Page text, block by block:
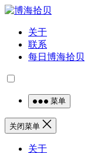
关于
联系
每日博海拾贝
菜单
关闭菜单
关于